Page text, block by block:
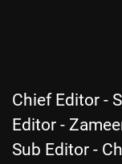
Chief Editor -
Editor -
Sub Editor -